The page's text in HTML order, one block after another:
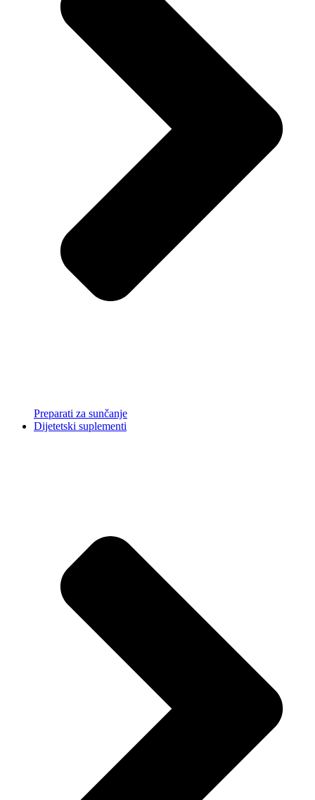
Preparati za sunčanje
Dijetetski suplementi